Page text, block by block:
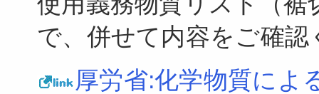
で、併せて内容をご確認
厚労省:化学物質によ